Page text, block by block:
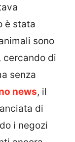
è stata
sono
cercando di
senza
news, il
di
i negozi